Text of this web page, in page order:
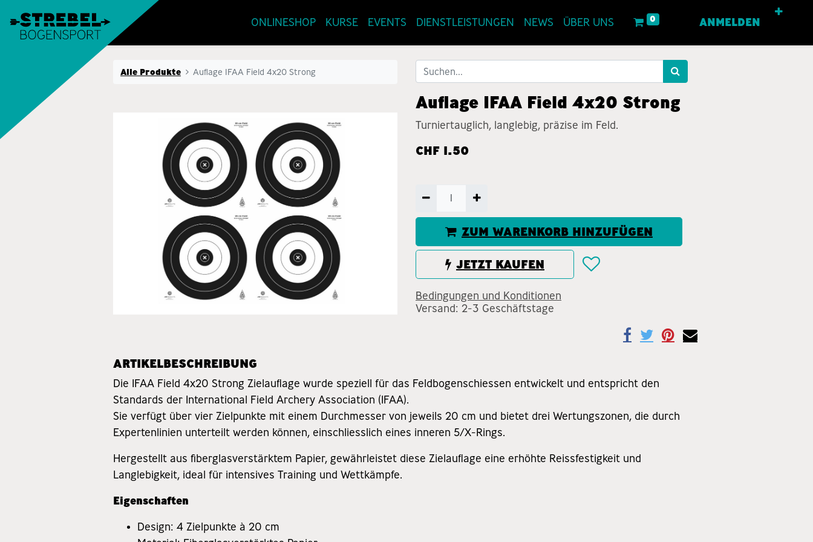
ONLINESHOP KURSE EVENTS DIENSTLEISTUNGEN NEWS ÜBER UNS 0 ANMELDEN
Alle Produkte Auflage IFAA Field 4x20 Strong
Auflage IFAA Field 4x20 Strong
Turniertauglich, langlebig, präzise im Feld.
CHF 1.50
ZUM WARENKORB HINZUFÜGEN
JETZT KAUFEN
Bedingungen und Konditionen
Versand: 2-3 Geschäftstage
ARTIKELBESCHREIBUNG
Die IFAA Field 4x20 Strong Zielauflage wurde speziell für das Feldbogenschiessen entwickelt und entspricht den
Standards der International Field Archery Association (IFAA).
Sie verfügt über vier Zielpunkte mit einem Durchmesser von jeweils 20 cm und bietet drei Wertungszonen, die durch
Expertenlinien unterteilt werden können, einschliesslich eines inneren 5/X-Rings.​
Hergestellt aus fiberglasverstärktem Papier, gewährleistet diese Zielauflage eine erhöhte Reissfestigkeit und
Langlebigkeit, ideal für intensives Training und Wettkämpfe.​
Eigenschaften
Design: 4 Zielpunkte à 20 cm​